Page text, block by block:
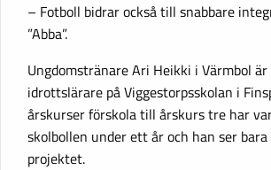
– Fotboll bidrar också till snabbare
”Abba”.
Ungdomstränare Ari Heikki i Värmbol är
idrottslärare på Viggestorpsskolan i
årskurser förskola till årskurs tre har
skolbollen under ett år och han ser
projektet.